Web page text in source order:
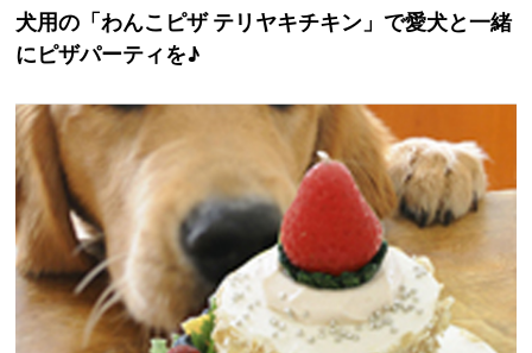
犬用の「わんこピザ テリヤキチキン」で愛犬と一緒
にピザパーティを♪